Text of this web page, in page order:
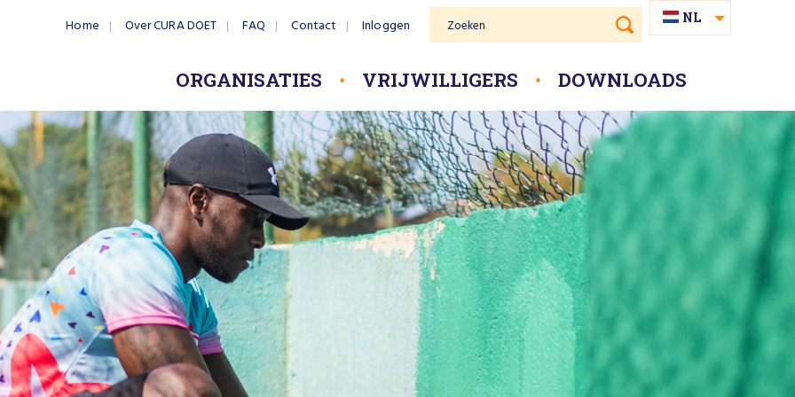
NL
ORGANISATIES VRIJWILLIGERS DOWNLOADS
Home Over CURA DOET FAQ Contact Inloggen Zoeken